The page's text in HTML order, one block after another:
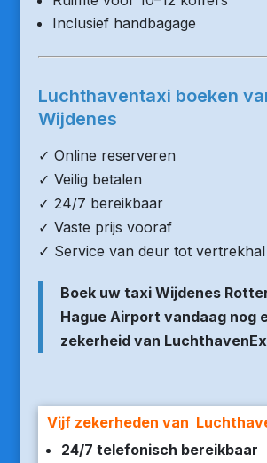
Inclusief handbagage
Luchthaventaxi boeken
Wijdenes
✓ Online reserveren
✓ Veilig betalen
✓ 24/7 bereikbaar
✓ Vaste prijs vooraf
✓ Service van deur tot vertrekhal
Boek uw taxi Wijdenes
Hague Airport vandaag nog
zekerheid van
Vijf zekerheden van
24/7 telefonisch bereikbaar